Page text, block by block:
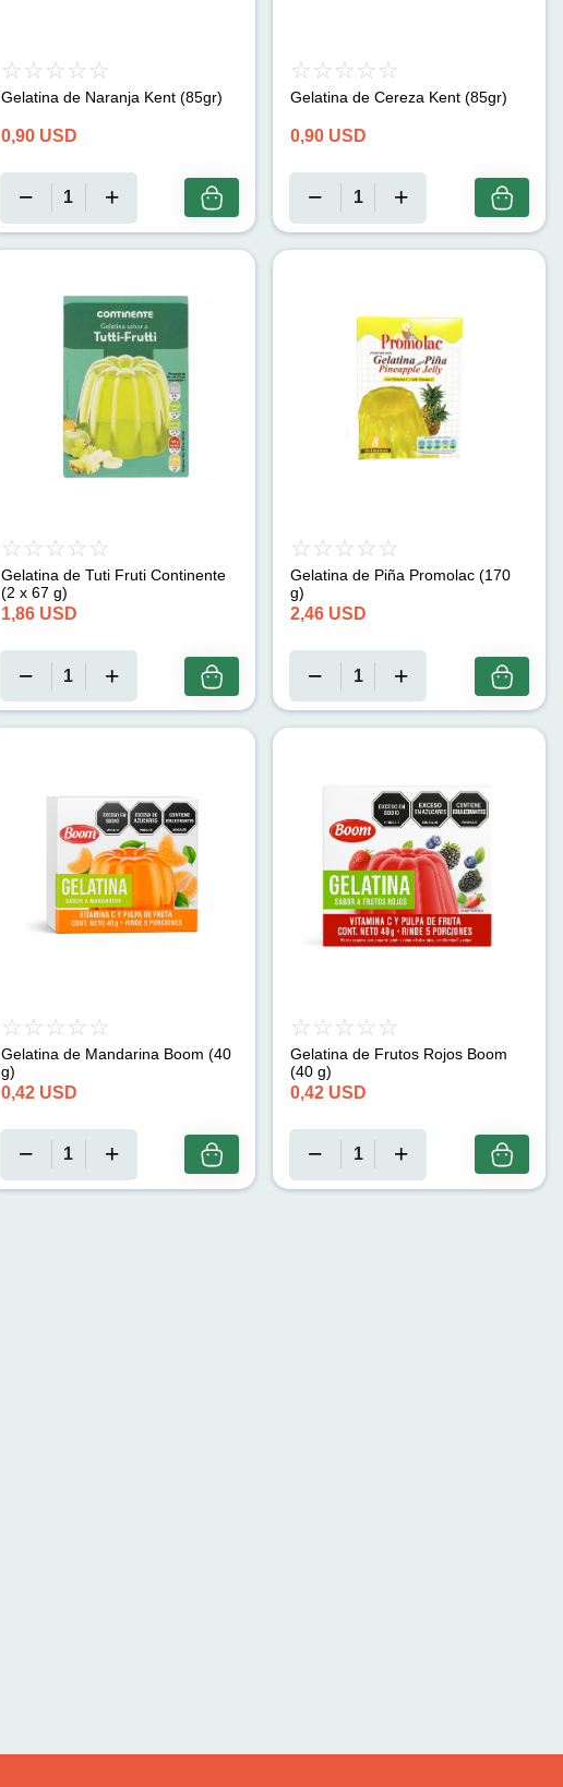
Gelatina de Naranja Kent (85gr)
0,90 USD
Gelatina de Cereza Kent (85gr)
0,90 USD
Gelatina de Tuti Fruti Continente
(2 x 67 g)
1,86 USD
Gelatina de Piña Promolac (170
g)
2,46 USD
Gelatina de Mandarina Boom (40
g)
0,42 USD
Gelatina de Frutos Rojos Boom
(40 g)
0,42 USD